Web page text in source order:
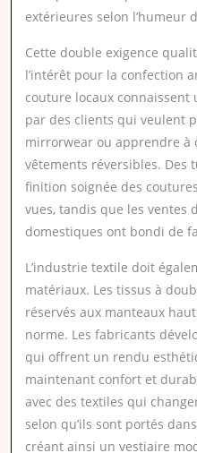
extérieures selon l’humeur
Cette double exigence
l’intérêt pour la confection
couture locaux connaissent
par des clients qui veulent
mirrorwear ou apprendre à
vêtements réversibles. Des
finition soignée des
vues, tandis que les ventes
domestiques ont bondi de
L’industrie textile doit
matériaux. Les tissus à
réservés aux manteaux
norme. Les fabricants
qui offrent un rendu
maintenant confort et
avec des textiles qui
selon qu’ils sont portés
créant ainsi un vestiaire